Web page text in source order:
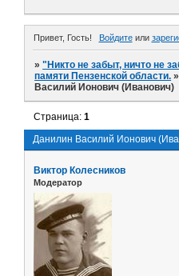
Привет, Гость! Войдитеили
»"Никто не забыт, ничто не
памяти Пензенской области. »
Василий Ионович (Иванович)
Данилин Василий Ионович
Страница:1
Виктор Колесников
Модератор